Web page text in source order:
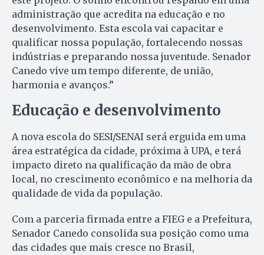
administração que acredita na educação e no
desenvolvimento. Esta escola vai capacitar e
qualificar nossa população, fortalecendo nossas
indústrias e preparando nossa juventude. Senador
Canedo vive um tempo diferente, de união,
harmonia e avanços.”
Educação e desenvolvimento
A nova escola do SESI/SENAI será erguida em uma
área estratégica da cidade, próxima à UPA, e terá
impacto direto na qualificação da mão de obra
local, no crescimento econômico e na melhoria da
qualidade de vida da população.
Com a parceria firmada entre a FIEG e a Prefeitura,
Senador Canedo consolida sua posição como uma
das cidades que mais cresce no Brasil,